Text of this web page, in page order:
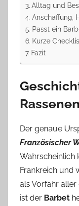
Alltag und
Anschaffung,
Passt ein
Kurze
Fazit
Der genaue
Französischer
Wahrscheinlich
Frankreich und
als Vorfahr
ist der Barbet